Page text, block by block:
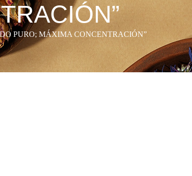
PURO; MÁXIMA CONCENTRACIÓN”